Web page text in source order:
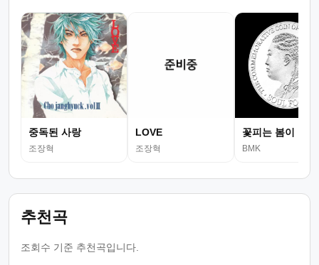
중독된 사랑
조장혁
LOVE
조장혁
꽃피는 봄이 오면
BMK
추천곡
조회수 기준 추천곡입니다.